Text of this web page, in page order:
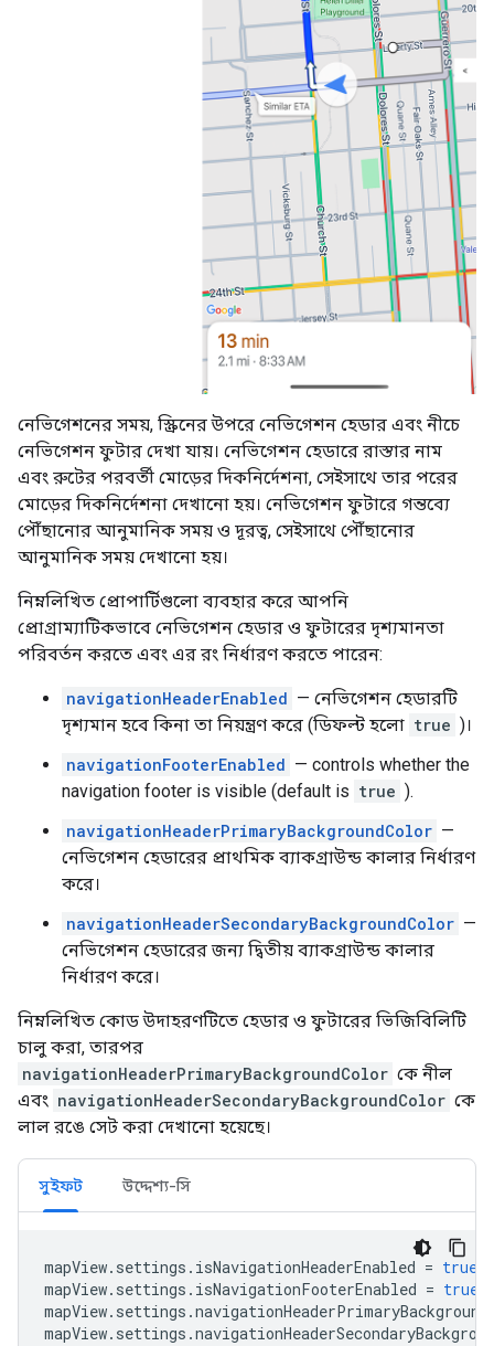
নেভিগেশনের সময়, স্ক্রিনের উপরে নেভিগেশন হেডার এবং নীচে
নেভিগেশন ফুটার দেখা যায়। নেভিগেশন হেডারে রাস্তার নাম
এবং রুটের পরবর্তী মোড়ের দিকনির্দেশনা, সেইসাথে তার পরের
মোড়ের দিকনির্দেশনা দেখানো হয়। নেভিগেশন ফুটারে গন্তব্যে
পৌঁছানোর আনুমানিক সময় ও দূরত্ব, সেইসাথে পৌঁছানোর
আনুমানিক সময় দেখানো হয়।
নিম্নলিখিত প্রোপার্টিগুলো ব্যবহার করে আপনি
প্রোগ্রাম্যাটিকভাবে নেভিগেশন হেডার ও ফুটারের দৃশ্যমানতা
পরিবর্তন করতে এবং এর রং নির্ধারণ করতে পারেন:
navigationHeaderEnabled — নেভিগেশন হেডারটি
দৃশ্যমান হবে কিনা তা নিয়ন্ত্রণ করে (ডিফল্ট হলো true )।
navigationFooterEnabled — controls whether the
navigation footer is visible (default is true ).
navigationHeaderPrimaryBackgroundColor —
নেভিগেশন হেডারের প্রাথমিক ব্যাকগ্রাউন্ড কালার নির্ধারণ
করে।
navigationHeaderSecondaryBackgroundColor —
নেভিগেশন হেডারের জন্য দ্বিতীয় ব্যাকগ্রাউন্ড কালার
নির্ধারণ করে।
নিম্নলিখিত কোড উদাহরণটিতে হেডার ও ফুটারের ভিজিবিলিটি
চালু করা, তারপর
navigationHeaderPrimaryBackgroundColor কে নীল
এবং navigationHeaderSecondaryBackgroundColor কে
লাল রঙে সেট করা দেখানো হয়েছে।
সুইফট উদ্দেশ্য-সি
mapView. settings . isNavigationHeaderEnabled = true
mapView. settings . isNavigationFooterEnabled = true
mapView. settings .
mapView. settings .